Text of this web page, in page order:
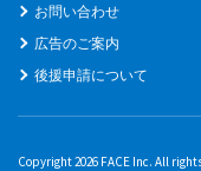
お問い合わせ
広告のご案内
後援申請について
Copyright 2026 FACE Inc. All